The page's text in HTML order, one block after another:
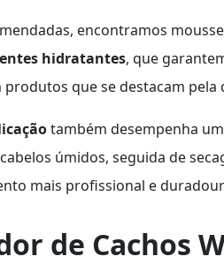
encontramos
hidratantes, que
que se destacam pela
também desempenha
úmidos, seguida de
mais profissional e
de Cachos